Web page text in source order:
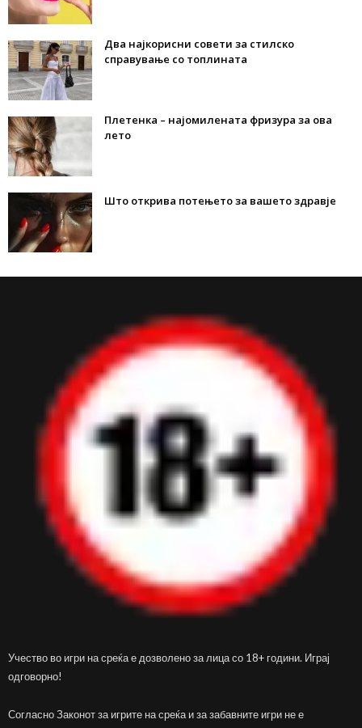
Два најкорисни совети за стилско
справување со топлината
Плетенка – најомилената фризура за ова
лето
Што открива потењето за вашето здравје
Учество во игри на среќа е дозволено за лица со 18+ години. Играј
одговорно!
Согласно Законот за игрите на среќа и за забавните игри не е